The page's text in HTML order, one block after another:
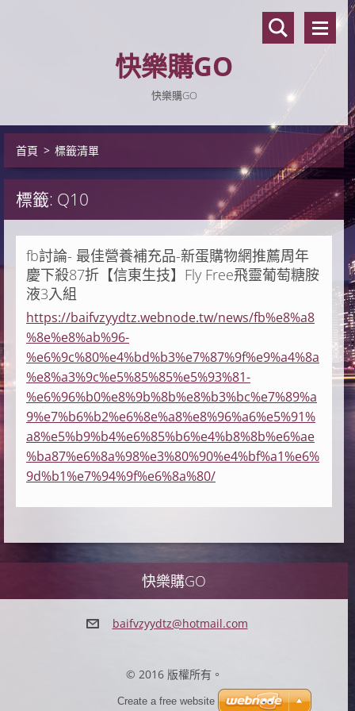
快樂購GO
快樂購GO
首頁 > 標籤清單
標籤: Q10
fb討論- 最佳營養補充品-新蛋購物網推薦周年
慶下殺87折【信東生技】Fly Free飛靈葡萄糖胺
液3入組
https://baifvzyydtz.webnode.tw/news/fb%e8%a8
%8e%e8%ab%96-
%e6%9c%80%e4%bd%b3%e7%87%9f%e9%a4%8a
%e8%a3%9c%e5%85%85%e5%93%81-
%e6%96%b0%e8%9b%8b%e8%b3%bc%e7%89%a
9%e7%b6%b2%e6%8e%a8%e8%96%a6%e5%91%
a8%e5%b9%b4%e6%85%b6%e4%b8%8b%e6%ae
%ba87%e6%8a%98%e3%80%90%e4%bf%a1%e6%
9d%b1%e7%94%9f%e6%8a%80/
快樂購GO
baifvzyydtz@hotmail.com
© 2016 版權所有。
Create a free website